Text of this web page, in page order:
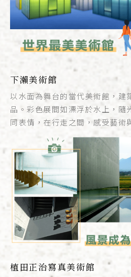
下瀨美術館
以水面為舞台的當代美術館，建
品。彩色展間如漂浮於水上，隨
同表情，在行走之間，感受藝術
植田正治寫真美術館